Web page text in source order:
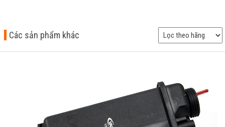
Các sản phẩm khác